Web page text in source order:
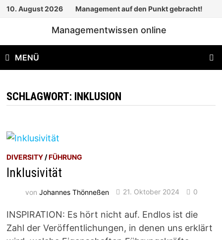
Zum10. August 2026 Management auf den Punkt gebracht!
Managementwissen online
MENÜ
SCHLAGWORT: INKLUSION
DIVERSITY /FÜHRUNG
Inklusivität
vonJohannes Thönneßen 21. Oktober 2024 0
INSPIRATION: Es hört nicht auf. Endlos ist die
Zahl der Veröffentlichungen, in denen uns erklärt